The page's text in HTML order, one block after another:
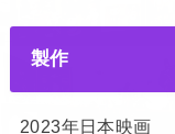
製作
2023年日本映画